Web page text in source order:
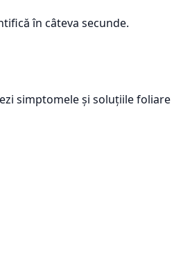
în câteva secunde.
simptomele și soluțiile foliare